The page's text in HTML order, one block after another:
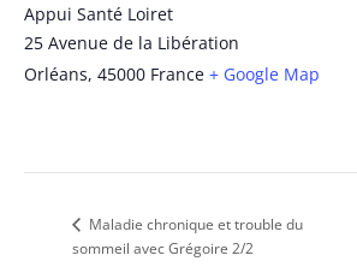
Appui Santé Loiret
25 Avenue de la Libération
Orléans, 45000 France + Google Map
Maladie chronique et trouble du
sommeil avec Grégoire 2/2